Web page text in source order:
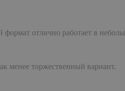
отлично работает в
менее торжественный вариант.